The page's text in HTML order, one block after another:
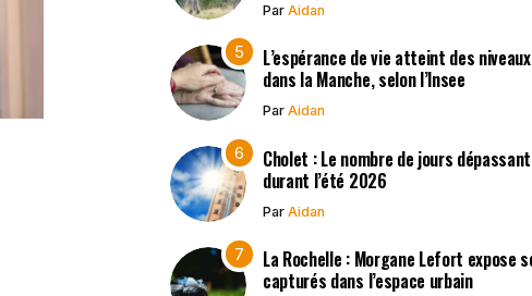
Par Aidan
L’espérance de vie atteint des
dans la Manche, selon l’Insee
Par Aidan
Cholet : Le nombre de jours
durant l’été 2026
Par Aidan
La Rochelle : Morgane Lefort
capturés dans l’espace urbain